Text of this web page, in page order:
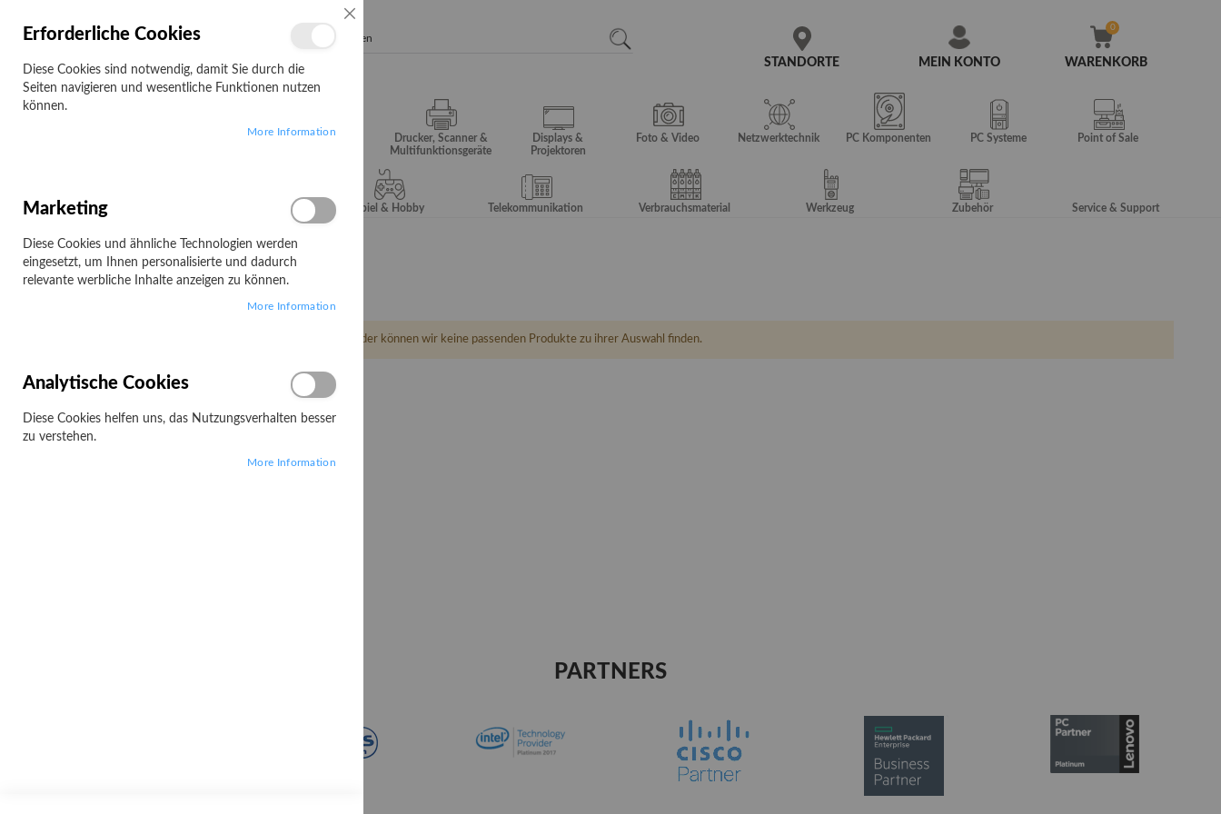
MEIN KONTO
STANDORTE WARENKORB
Campus
Drucker, Scanner &
Multifunktionsgeräte
Displays &
Projektoren
Foto & Video Netzwerktechnik PC Komponenten PC Systeme Point of Sale
Server & Storage Spiel & Hobby Telekommunikation Verbrauchsmaterial Werkzeug Zubehör Service & Support
Startseite HGST
HGST
Leider können wir keine passenden Produkte zu ihrer Auswahl finden.
PARTNERS
Erforderliche Cookies
Diese Cookies sind notwendig, damit Sie durch die
Seiten navigieren und wesentliche Funktionen nutzen
können.
More Information
Marketing
Diese Cookies und ähnliche Technologien werden
eingesetzt, um Ihnen personalisierte und dadurch
relevante werbliche Inhalte anzeigen zu können.
More Information
Analytische Cookies
Diese Cookies helfen uns, das Nutzungsverhalten besser
zu verstehen.
More Information